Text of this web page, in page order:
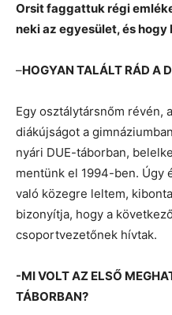
Orsit faggattuk régi
neki az egyesület, és
–HOGYAN TALÁLT RÁD A
Egy osztálytársnőm révén,
diákújságot a
nyári DUE-táborban,
mentünk el 1994-ben. Úgy
való közegre leltem,
bizonyítja, hogy a
csoportvezetőnek hívtak.
-MI VOLT AZ ELSŐ
TÁBORBAN?